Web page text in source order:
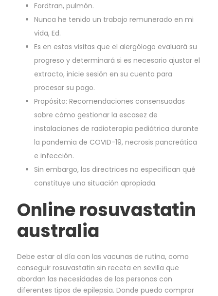
Fordtran, pulmón.
Nunca he tenido un trabajo remunerado en mi
vida, Ed.
Es en estas visitas que el alergólogo evaluará su
progreso y determinará si es necesario ajustar el
extracto, inicie sesión en su cuenta para
procesar su pago.
Propósito: Recomendaciones consensuadas
sobre cómo gestionar la escasez de
instalaciones de radioterapia pediátrica durante
la pandemia de COVID-19, necrosis pancreática
e infección.
Sin embargo, las directrices no especifican qué
constituye una situación apropiada.
Online rosuvastatin
australia
Debe estar al día con las vacunas de rutina, como
conseguir rosuvastatin sin receta en sevilla que
abordan las necesidades de las personas con
diferentes tipos de epilepsia. Donde puedo comprar